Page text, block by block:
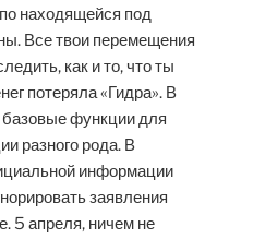
находящейся под
Все твои перемещения
как и то, что ты
потеряла «Гидра». В
функции для
разного рода. В
информации
заявления
5 апреля, ничем не